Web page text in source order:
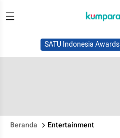
SATU Indonesia Awards
Beranda Entertainment